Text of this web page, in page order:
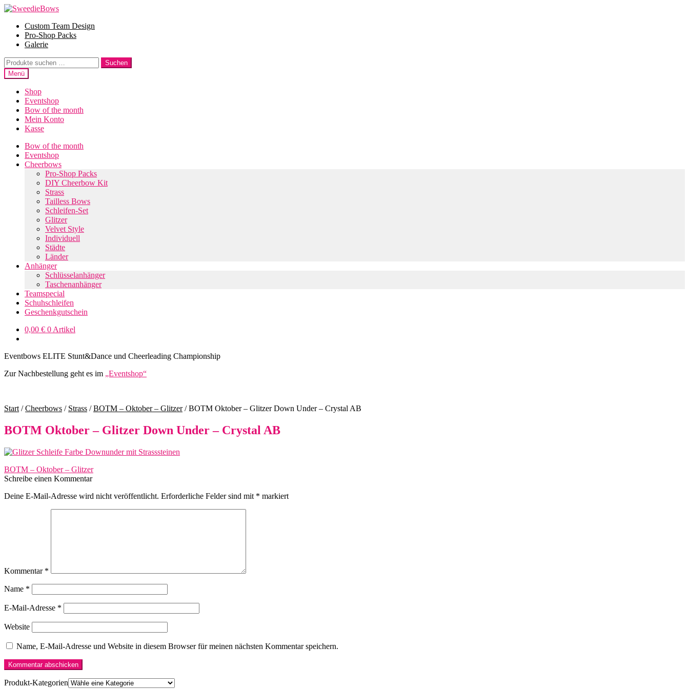
Zur
springen
Zum
springenCustom Team Design
Pro-Shop Packs
Galerie
Suche
nach:
Suchen
Menü
Shop
Eventshop
Bow of the month
Mein Konto
Kasse
Bow of the month
Eventshop
Cheerbows
Pro-Shop Packs
DIY Cheerbow Kit
Strass
Tailless Bows
Schleifen-Set
Glitzer
Velvet Style
Individuell
Städte
Länder
Anhänger
Schlüsselanhänger
Taschenanhänger
Teamspecial
Schuhschleifen
Geschenkgutschein
0,00 € 0 Artikel
Eventbows ELITE Stunt&Dance und Cheerleading Championship
Zur Nachbestellung geht es im „Eventshop“
Start /Cheerbows / Strass /BOTM – Oktober – Glitzer/BOTM Oktober – Glitzer Down Under – Crystal AB
BOTM Oktober – Glitzer Down Under – Crystal AB
Beitragsnavigation
Vorheriger
Beitrag:
BOTM – Oktober – Glitzer
Schreibe einen Kommentar
Deine E-Mail-Adresse wird nicht veröffentlicht. Erforderliche Felder sind mit * markiert
Kommentar *
Name *
E-Mail-Adresse *
Website
Name, E-Mail-Adresse und Website in diesem Browser für meinen nächsten Kommentar speichern.
Produkt-Kategorien